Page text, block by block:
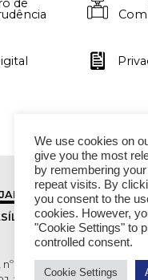
de
01, 14º andar - Ed. RB1-
We use cookies on
give you the most
by remembering
repeat visits. By
you consent to the
cookies. However,
"Cookie Settings" to
controlled consent.
Cookie Settings